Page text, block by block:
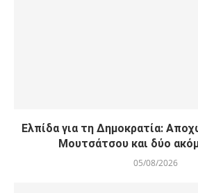
Ελπίδα για τη Δημοκρατία:
Μουτσάτσου και δύο
05/08/2026